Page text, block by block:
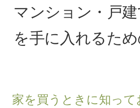
マンション・戸建
を手に入れるた
家を買うときに知って